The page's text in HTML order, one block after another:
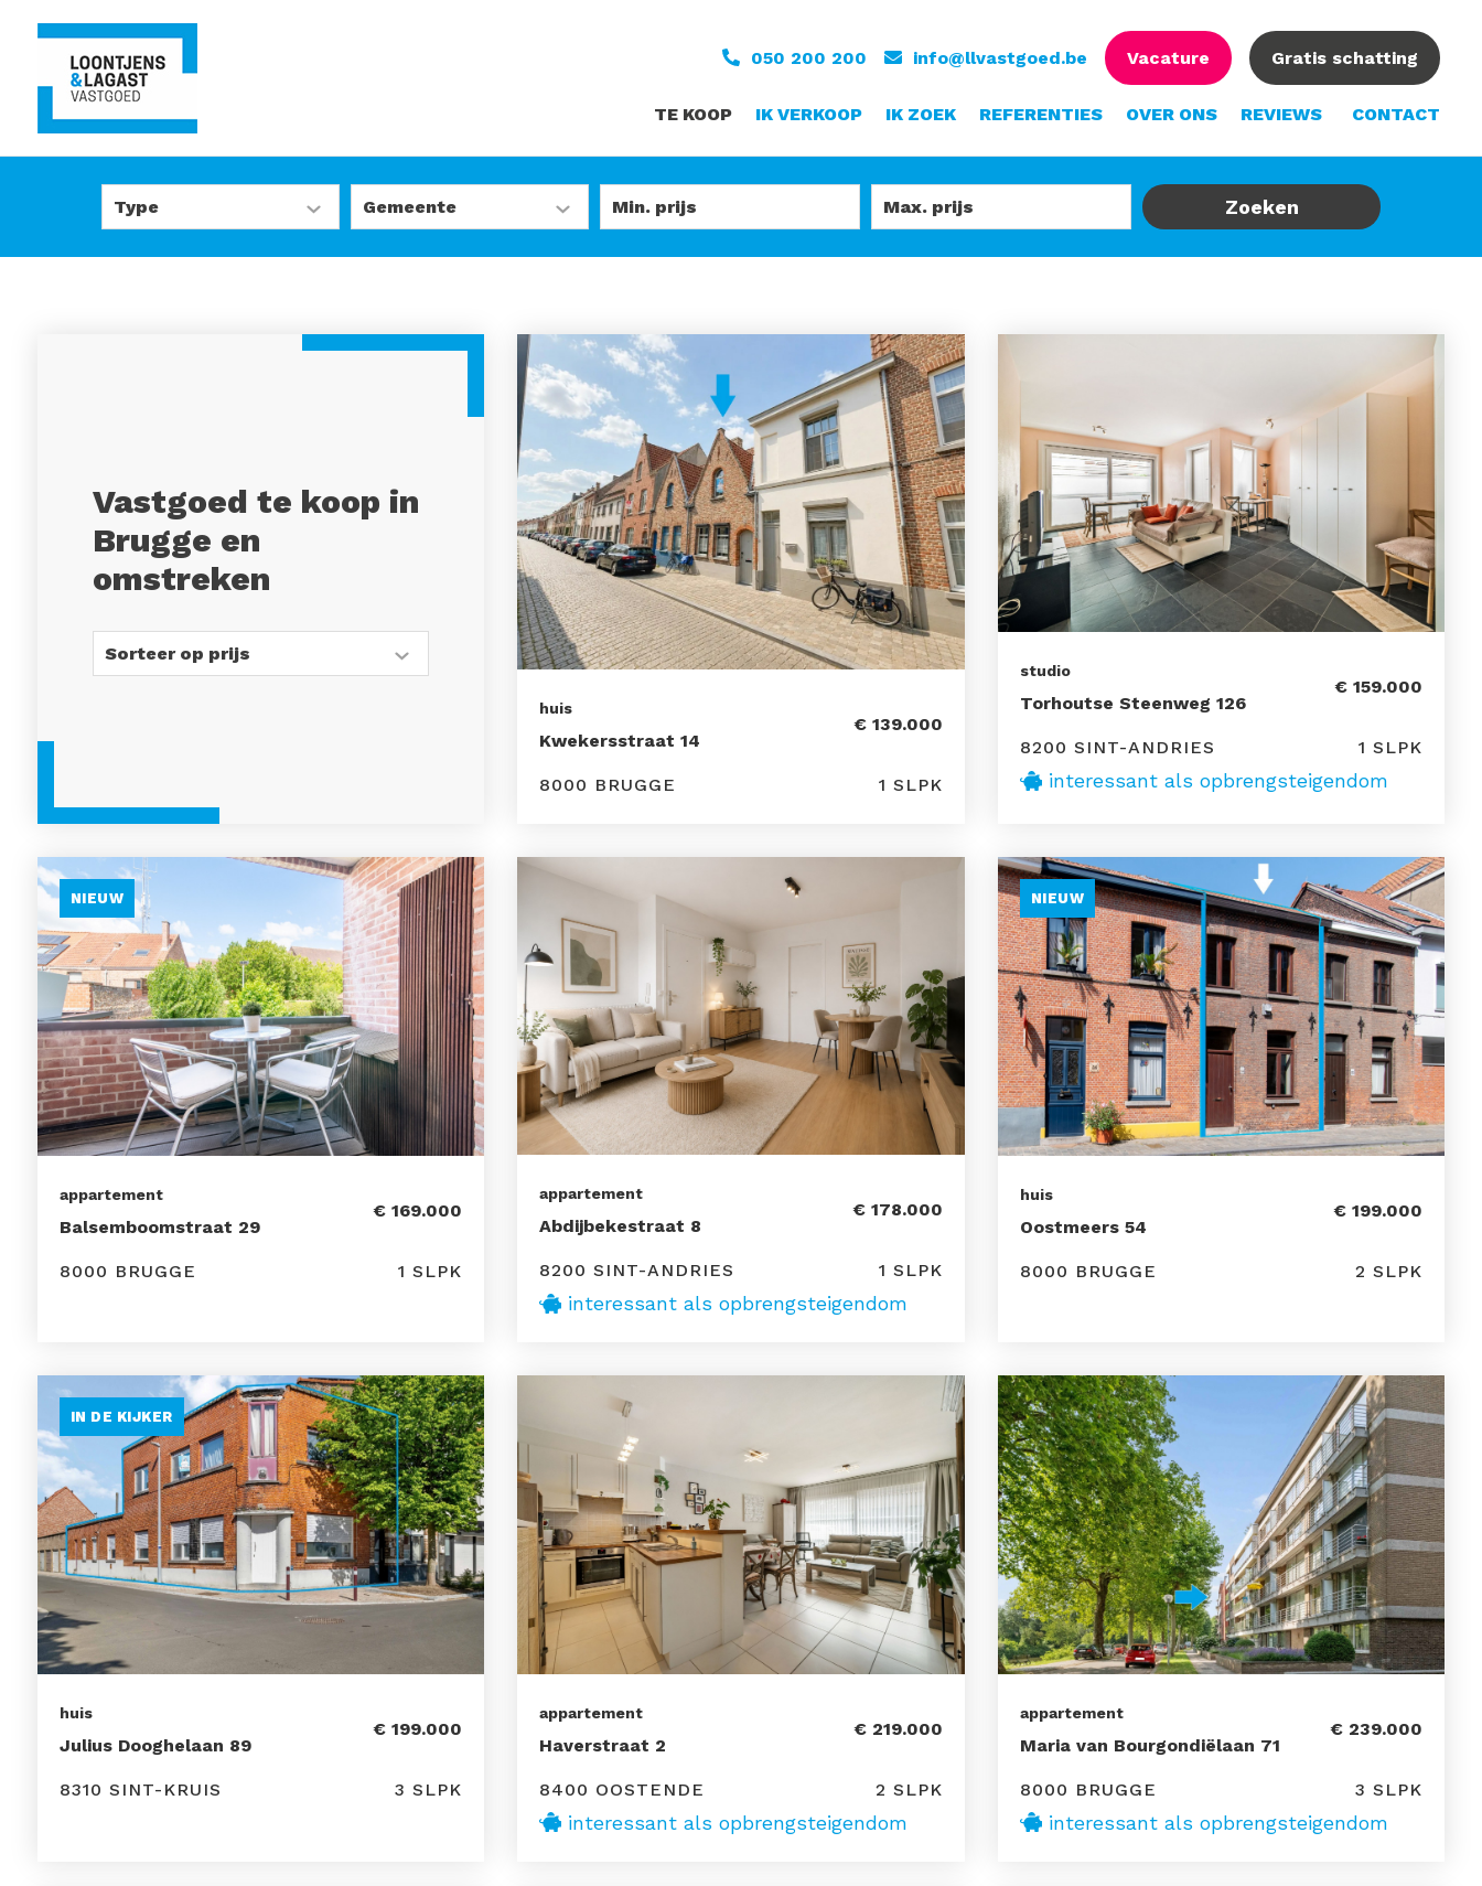
050 200 200 info@llvastgoed.be Vacature Gratis schatting
TE KOOP IK VERKOOP IK ZOEK REFERENTIES OVER ONS REVIEWS CONTACT
Zoeken
Vastgoed te koop in
Brugge en
omstreken
huis
Kwekersstraat 14
€ 139.000
8000 BRUGGE 1 SLPK
studio
Torhoutse Steenweg 126
€ 159.000
8200 SINT-ANDRIES 1 SLPK
interessant als opbrengsteigendom
NIEUW
appartement
Balsemboomstraat 29
€ 169.000
8000 BRUGGE 1 SLPK
appartement
Abdijbekestraat 8
€ 178.000
8200 SINT-ANDRIES 1 SLPK
interessant als opbrengsteigendom
NIEUW
huis
Oostmeers 54
€ 199.000
8000 BRUGGE 2 SLPK
IN DE KIJKER
huis
Julius Dooghelaan 89
€ 199.000
8310 SINT-KRUIS 3 SLPK
appartement
Haverstraat 2
€ 219.000
8400 OOSTENDE 2 SLPK
interessant als opbrengsteigendom
appartement
Maria van Bourgondiëlaan 71
€ 239.000
8000 BRUGGE 3 SLPK
interessant als opbrengsteigendom